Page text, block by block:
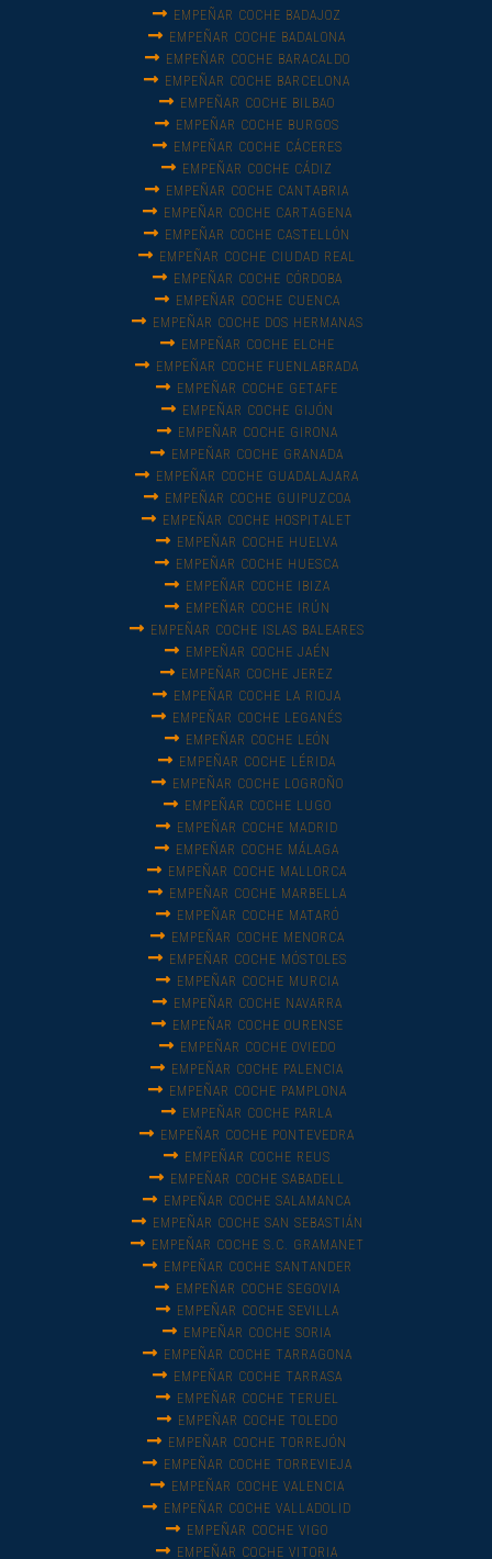
EMPEÑAR COCHE BADAJOZ
EMPEÑAR COCHE BADALONA
EMPEÑAR COCHE BARACALDO
EMPEÑAR COCHE BARCELONA
EMPEÑAR COCHE BILBAO
EMPEÑAR COCHE BURGOS
EMPEÑAR COCHE CÁCERES
EMPEÑAR COCHE CÁDIZ
EMPEÑAR COCHE CANTABRIA
EMPEÑAR COCHE CARTAGENA
EMPEÑAR COCHE CASTELLÓN
EMPEÑAR COCHE CIUDAD REAL
EMPEÑAR COCHE CÓRDOBA
EMPEÑAR COCHE CUENCA
EMPEÑAR COCHE DOS HERMANAS
EMPEÑAR COCHE ELCHE
EMPEÑAR COCHE FUENLABRADA
EMPEÑAR COCHE GETAFE
EMPEÑAR COCHE GIJÓN
EMPEÑAR COCHE GIRONA
EMPEÑAR COCHE GRANADA
EMPEÑAR COCHE GUADALAJARA
EMPEÑAR COCHE GUIPUZCOA
EMPEÑAR COCHE HOSPITALET
EMPEÑAR COCHE HUELVA
EMPEÑAR COCHE HUESCA
EMPEÑAR COCHE IBIZA
EMPEÑAR COCHE IRÚN
EMPEÑAR COCHE ISLAS BALEARES
EMPEÑAR COCHE JAÉN
EMPEÑAR COCHE JEREZ
EMPEÑAR COCHE LA RIOJA
EMPEÑAR COCHE LEGANÉS
EMPEÑAR COCHE LEÓN
EMPEÑAR COCHE LÉRIDA
EMPEÑAR COCHE LOGROÑO
EMPEÑAR COCHE LUGO
EMPEÑAR COCHE MADRID
EMPEÑAR COCHE MÁLAGA
EMPEÑAR COCHE MALLORCA
EMPEÑAR COCHE MARBELLA
EMPEÑAR COCHE MATARÓ
EMPEÑAR COCHE MENORCA
EMPEÑAR COCHE MÓSTOLES
EMPEÑAR COCHE MURCIA
EMPEÑAR COCHE NAVARRA
EMPEÑAR COCHE OURENSE
EMPEÑAR COCHE OVIEDO
EMPEÑAR COCHE PALENCIA
EMPEÑAR COCHE PAMPLONA
EMPEÑAR COCHE PARLA
EMPEÑAR COCHE PONTEVEDRA
EMPEÑAR COCHE REUS
EMPEÑAR COCHE SABADELL
EMPEÑAR COCHE SALAMANCA
EMPEÑAR COCHE SAN SEBASTIÁN
EMPEÑAR COCHE S.C. GRAMANET
EMPEÑAR COCHE SANTANDER
EMPEÑAR COCHE SEGOVIA
EMPEÑAR COCHE SEVILLA
EMPEÑAR COCHE SORIA
EMPEÑAR COCHE TARRAGONA
EMPEÑAR COCHE TARRASA
EMPEÑAR COCHE TERUEL
EMPEÑAR COCHE TOLEDO
EMPEÑAR COCHE TORREJÓN
EMPEÑAR COCHE TORREVIEJA
EMPEÑAR COCHE VALENCIA
EMPEÑAR COCHE VALLADOLID
EMPEÑAR COCHE VIGO
EMPEÑAR COCHE VITORIA